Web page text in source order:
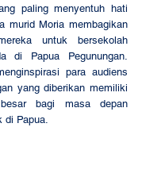
paling menyentuh hati
murid Moria membagikan
untuk bersekolah
di Papua Pegunungan.
para audiens
yang diberikan memiliki
bagi masa depan
di Papua.